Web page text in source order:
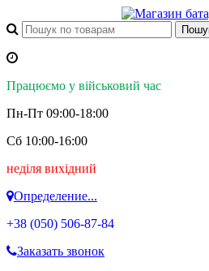
Працюємо у військовий час
Пн-Пт 09:00-18:00
Сб 10:00-16:00
неділя вихідний
Определение...
+38 (050) 506-87-84
Заказать звонок